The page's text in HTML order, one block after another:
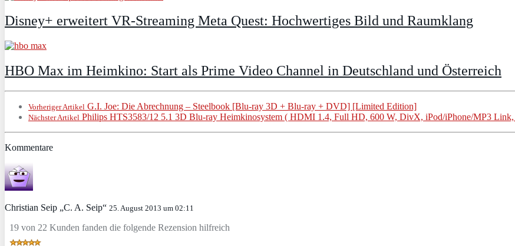
Disney+ erweitert VR‑Streaming Meta Quest: Hochwertiges Bild und Raumklang
HBO Max im Heimkino: Start als Prime Video Channel in Deutschland und Österreich
Vorheriger Artikel G.I. Joe: Die Abrechnung – Steelbook [Blu-ray 3D + Blu-ray + DVD] [Limited Edition]
Nächster Artikel Philips HTS3583/12 5.1 3D Blu-ray Heimkinosystem ( HDMI 1.4, Full HD, 600 W, DivX, iPod/iPhone/MP3
Kommentare
Christian Seip „C. A. Seip“ 25. August 2013 um 02:11
19 von 22 Kunden fanden die folgende Rezension hilfreich